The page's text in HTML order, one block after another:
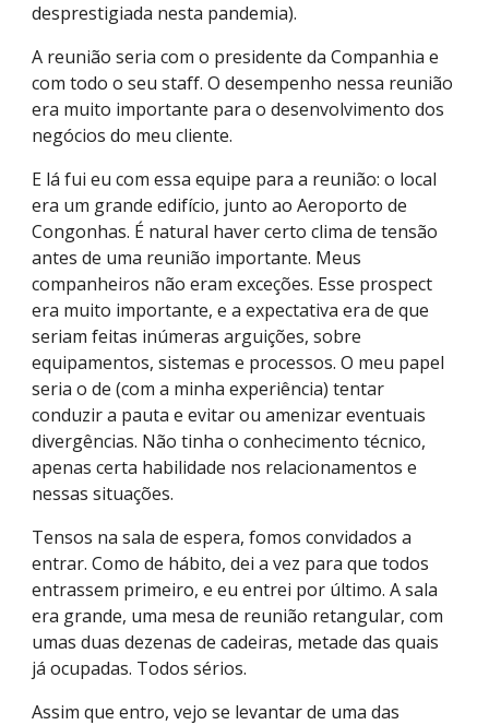
desprestigiada nesta pandemia).
A reunião seria com o presidente da Companhia e
com todo o seu staff. O desempenho nessa reunião
era muito importante para o desenvolvimento dos
negócios do meu cliente.
E lá fui eu com essa equipe para a reunião: o local
era um grande edifício, junto ao Aeroporto de
Congonhas. É natural haver certo clima de tensão
antes de uma reunião importante. Meus
companheiros não eram exceções. Esse prospect
era muito importante, e a expectativa era de que
seriam feitas inúmeras arguições, sobre
equipamentos, sistemas e processos. O meu papel
seria o de (com a minha experiência) tentar
conduzir a pauta e evitar ou amenizar eventuais
divergências. Não tinha o conhecimento técnico,
apenas certa habilidade nos relacionamentos e
nessas situações.
Tensos na sala de espera, fomos convidados a
entrar. Como de hábito, dei a vez para que todos
entrassem primeiro, e eu entrei por último. A sala
era grande, uma mesa de reunião retangular, com
umas duas dezenas de cadeiras, metade das quais
já ocupadas. Todos sérios.
Assim que entro, vejo se levantar de uma das